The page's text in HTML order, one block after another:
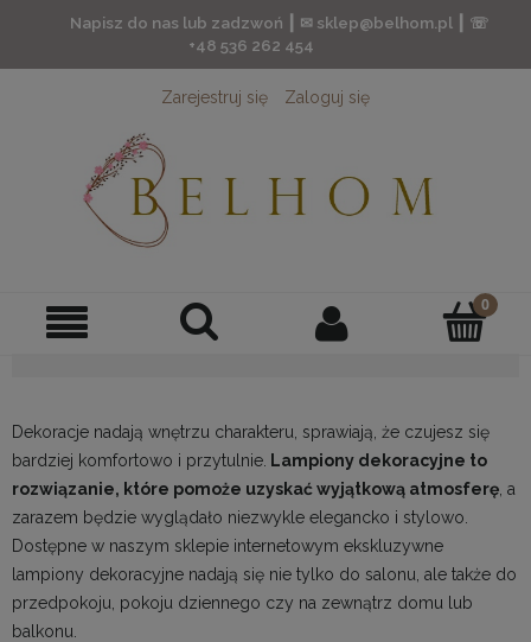
Napisz do nas lub zadzwoń ┃ ✉ sklep@belhom.pl ┃ ☏
+48 536 262 454
Zarejestruj się Zaloguj się
Dekoracje nadają wnętrzu charakteru, sprawiają, że czujesz się
bardziej komfortowo i przytulnie. Lampiony dekoracyjne to
rozwiązanie, które pomoże uzyskać wyjątkową atmosferę , a
zarazem będzie wyglądało niezwykle elegancko i stylowo.
Dostępne w naszym sklepie internetowym ekskluzywne
lampiony dekoracyjne nadają się nie tylko do salonu, ale także do
przedpokoju, pokoju dziennego czy na zewnątrz domu lub
balkonu.